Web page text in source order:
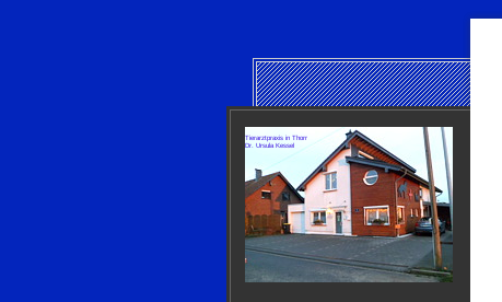
Tierarztpraxis in Thorr
Dr. Ursula Kessel